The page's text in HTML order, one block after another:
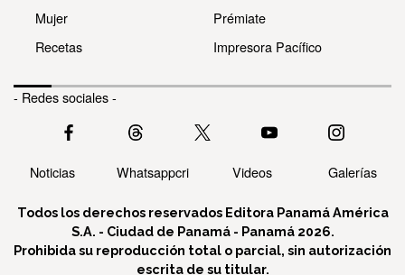
Mujer
Recetas
Prémiate
Impresora Pacífico
- Redes sociales -
Noticias Whatsappcri Videos Galerías
Todos los derechos reservados Editora Panamá América
S.A. - Ciudad de Panamá - Panamá 2026.
Prohibida su reproducción total o parcial, sin autorización
escrita de su titular.